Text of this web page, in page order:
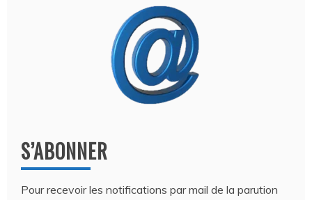
S’ABONNER
Pour recevoir les notifications par mail de la parution